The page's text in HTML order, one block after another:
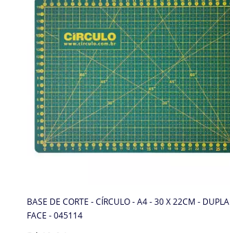
BASE DE CORTE - CÍRCULO - A4 - 30 X 22CM - DUPLA
FACE - 045114